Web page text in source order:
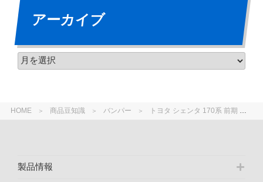
HOME 商品豆知識 バンパー トヨタ シェンタ 170系 前期 フロントバンパー フォグランプ有・無の形状違い
アーカイブ
製品情報